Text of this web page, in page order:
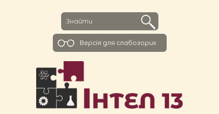
Версiя для слабозорих